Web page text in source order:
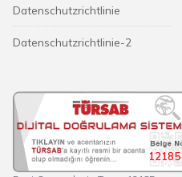
Datenschutzrichtlinie
Datenschutzrichtlinie-2
12185